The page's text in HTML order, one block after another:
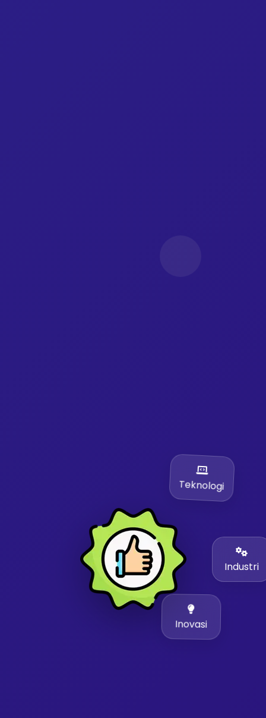
Teknologi
Industri
Inovasi